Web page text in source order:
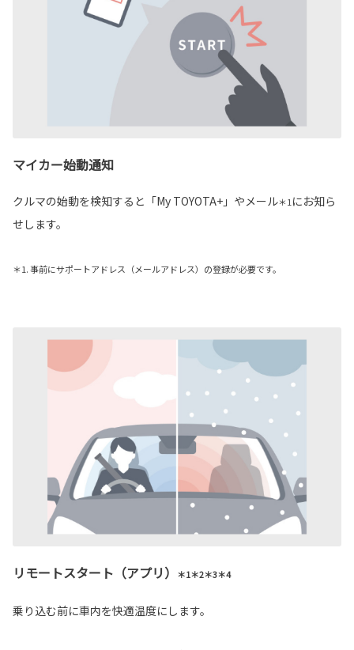
マイカー始動通知
クルマの始動を検知すると「My TOYOTA+」やメール＊1 にお知ら
せします。
＊1. 事前にサポートアドレス（メールアドレス）の登録が必要です。
リモートスタート（アプリ） ＊1＊2＊3＊4
乗り込む前に車内を快適温度にします。